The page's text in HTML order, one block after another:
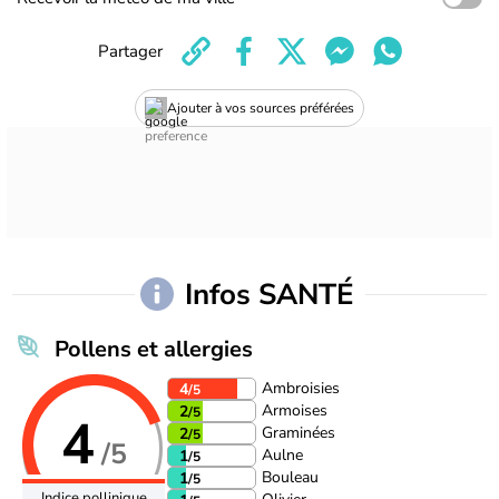
Ajouter à vos sources préférées
Partager
Infos SANTÉ
Pollens et allergies
4/5
4/5
Ambroisies
2/5
Armoises
2/5
Graminées
1/5
Aulne
1/5
Bouleau